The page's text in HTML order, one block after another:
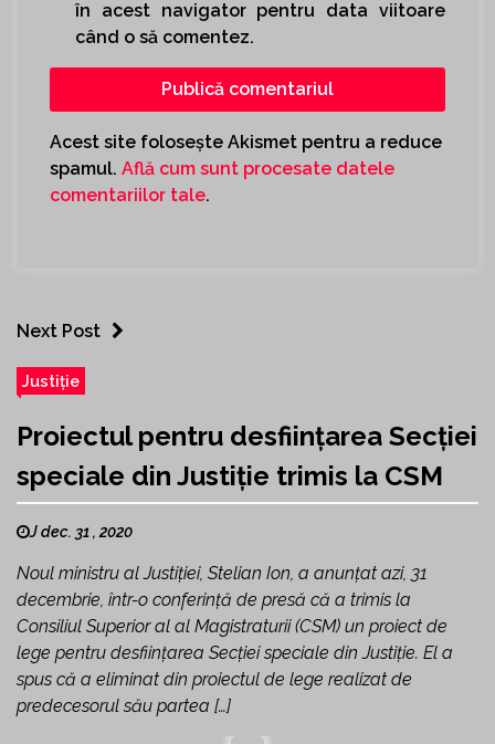
în acest navigator pentru data viitoare
când o să comentez.
Acest site folosește Akismet pentru a reduce
spamul. Află cum sunt procesate datele
comentariilor tale.
Next Post
Justiție
Proiectul pentru desființarea Secției
speciale din Justiție trimis la CSM
J dec. 31 , 2020
Noul ministru al Justiției, Stelian Ion, a anunțat azi, 31
decembrie, într-o conferință de presă că a trimis la
Consiliul Superior al al Magistraturii (CSM) un proiect de
lege pentru desființarea Secției speciale din Justiție. El a
spus că a eliminat din proiectul de lege realizat de
predecesorul său partea […]